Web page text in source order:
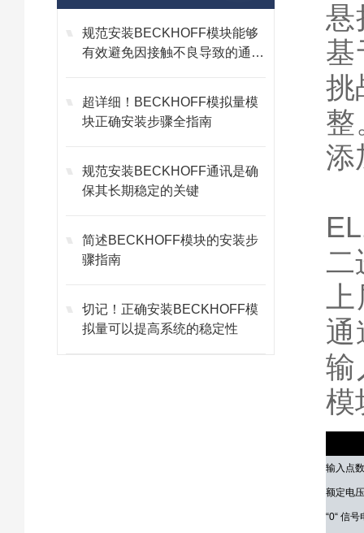
规范安装BECKHOFF模块能够
有效避免因接触不良导致的通讯
超详细！BECKHOFF模拟量模
块正确安装步骤全指南
规范安装BECKHOFF通讯是确
保其长期稳定的关键
简述BECKHOFF模块的安装步
骤指南
切记！正确安装BECKHOFF模
拟量可以提高系统的稳定性
悬
基
挑
整
添
二
通
输
模
输入点
额定电
“0“ 信号